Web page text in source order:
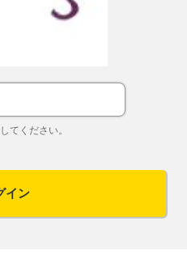
てください。